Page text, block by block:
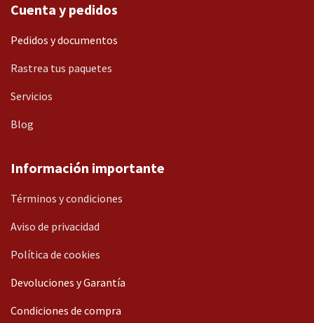
Cuenta y pedidos
Pedidos y documentos
Rastrea tus paquetes
Servicios
Blog
Información importante
Términos y condiciones
Aviso de privacidad
Política de cookies
Devoluciones y Garantía
Condiciones de compra